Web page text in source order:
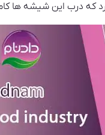
که درب این شیشه ها